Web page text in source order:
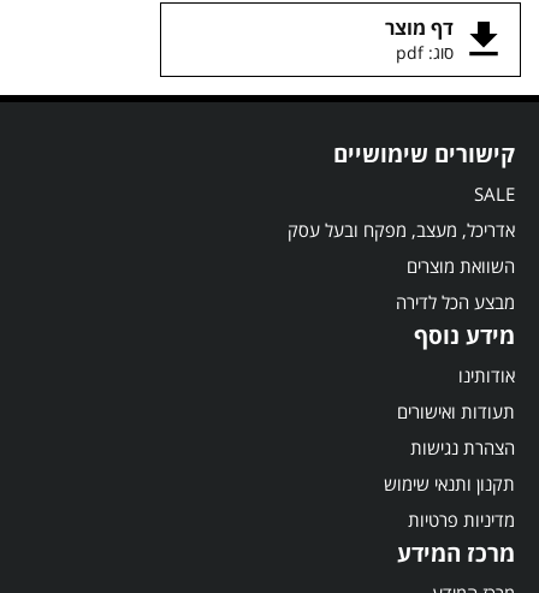
דף מוצר
סוג: pdf
קישורים שימושיים
SALE
אדריכל, מעצב, מפקח ובעל עסק
השוואת מוצרים
מבצע הכל לדירה
מידע נוסף
אודותינו
תעודות ואישורים
הצהרת נגישות
תקנון ותנאי שימוש
מדיניות פרטיות
מרכז המידע